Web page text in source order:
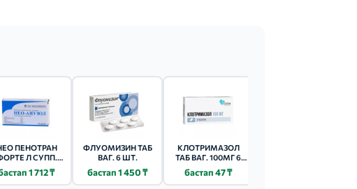
ПЕНОТРАН
Л СУПП.
1 712 ₸
ФЛУОМИЗИН ТАБ
ВАГ. 6 ШТ.
бастап 1 450 ₸
КЛОТРИМАЗОЛ
ТАБ ВАГ. 100МГ 6
бастап 47 ₸